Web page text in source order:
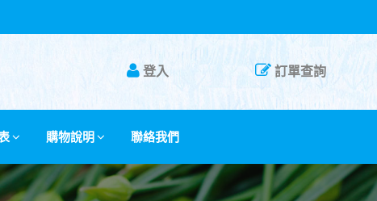
登入 訂單查詢
購物說明 聯絡我們